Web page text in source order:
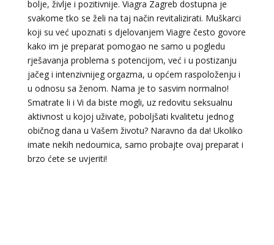
bolje, življe i pozitivnije. Viagra Zagreb dostupna je
svakome tko se želi na taj način revitalizirati. Muškarci
koji su već upoznati s djelovanjem Viagre često govore
kako im je preparat pomogao ne samo u pogledu
rješavanja problema s potencijom, već i u postizanju
jačeg i intenzivnijeg orgazma, u općem raspoloženju i
u odnosu sa ženom. Nama je to sasvim normalno!
Smatrate li i Vi da biste mogli, uz redovitu seksualnu
aktivnost u kojoj uživate, poboljšati kvalitetu jednog
običnog dana u Vašem životu? Naravno da da! Ukoliko
imate nekih nedoumica, samo probajte ovaj preparat i
brzo ćete se uvjeriti!